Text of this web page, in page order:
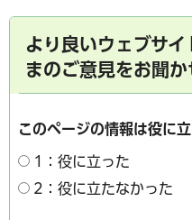
より良いウェブサ
まのご意見をお聞か
このページの情報は役に
1：役に立った
2：役に立たなかった